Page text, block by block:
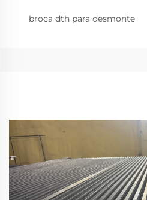
broca dth para desmonte